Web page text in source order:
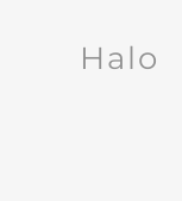
Halo